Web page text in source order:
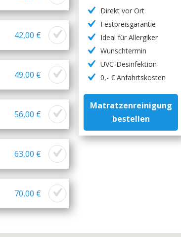
42,00 €
49,00 €
56,00 €
63,00 €
70,00 €
Direkt vor Ort
Festpreisgarantie
Ideal für Allergiker
Wunschtermin
UVC-Desinfektion
0,- € Anfahrtskosten
Matratzenreinigung
bestellen